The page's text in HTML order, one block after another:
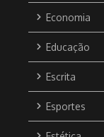
Economia
Educação
Escrita
Esportes